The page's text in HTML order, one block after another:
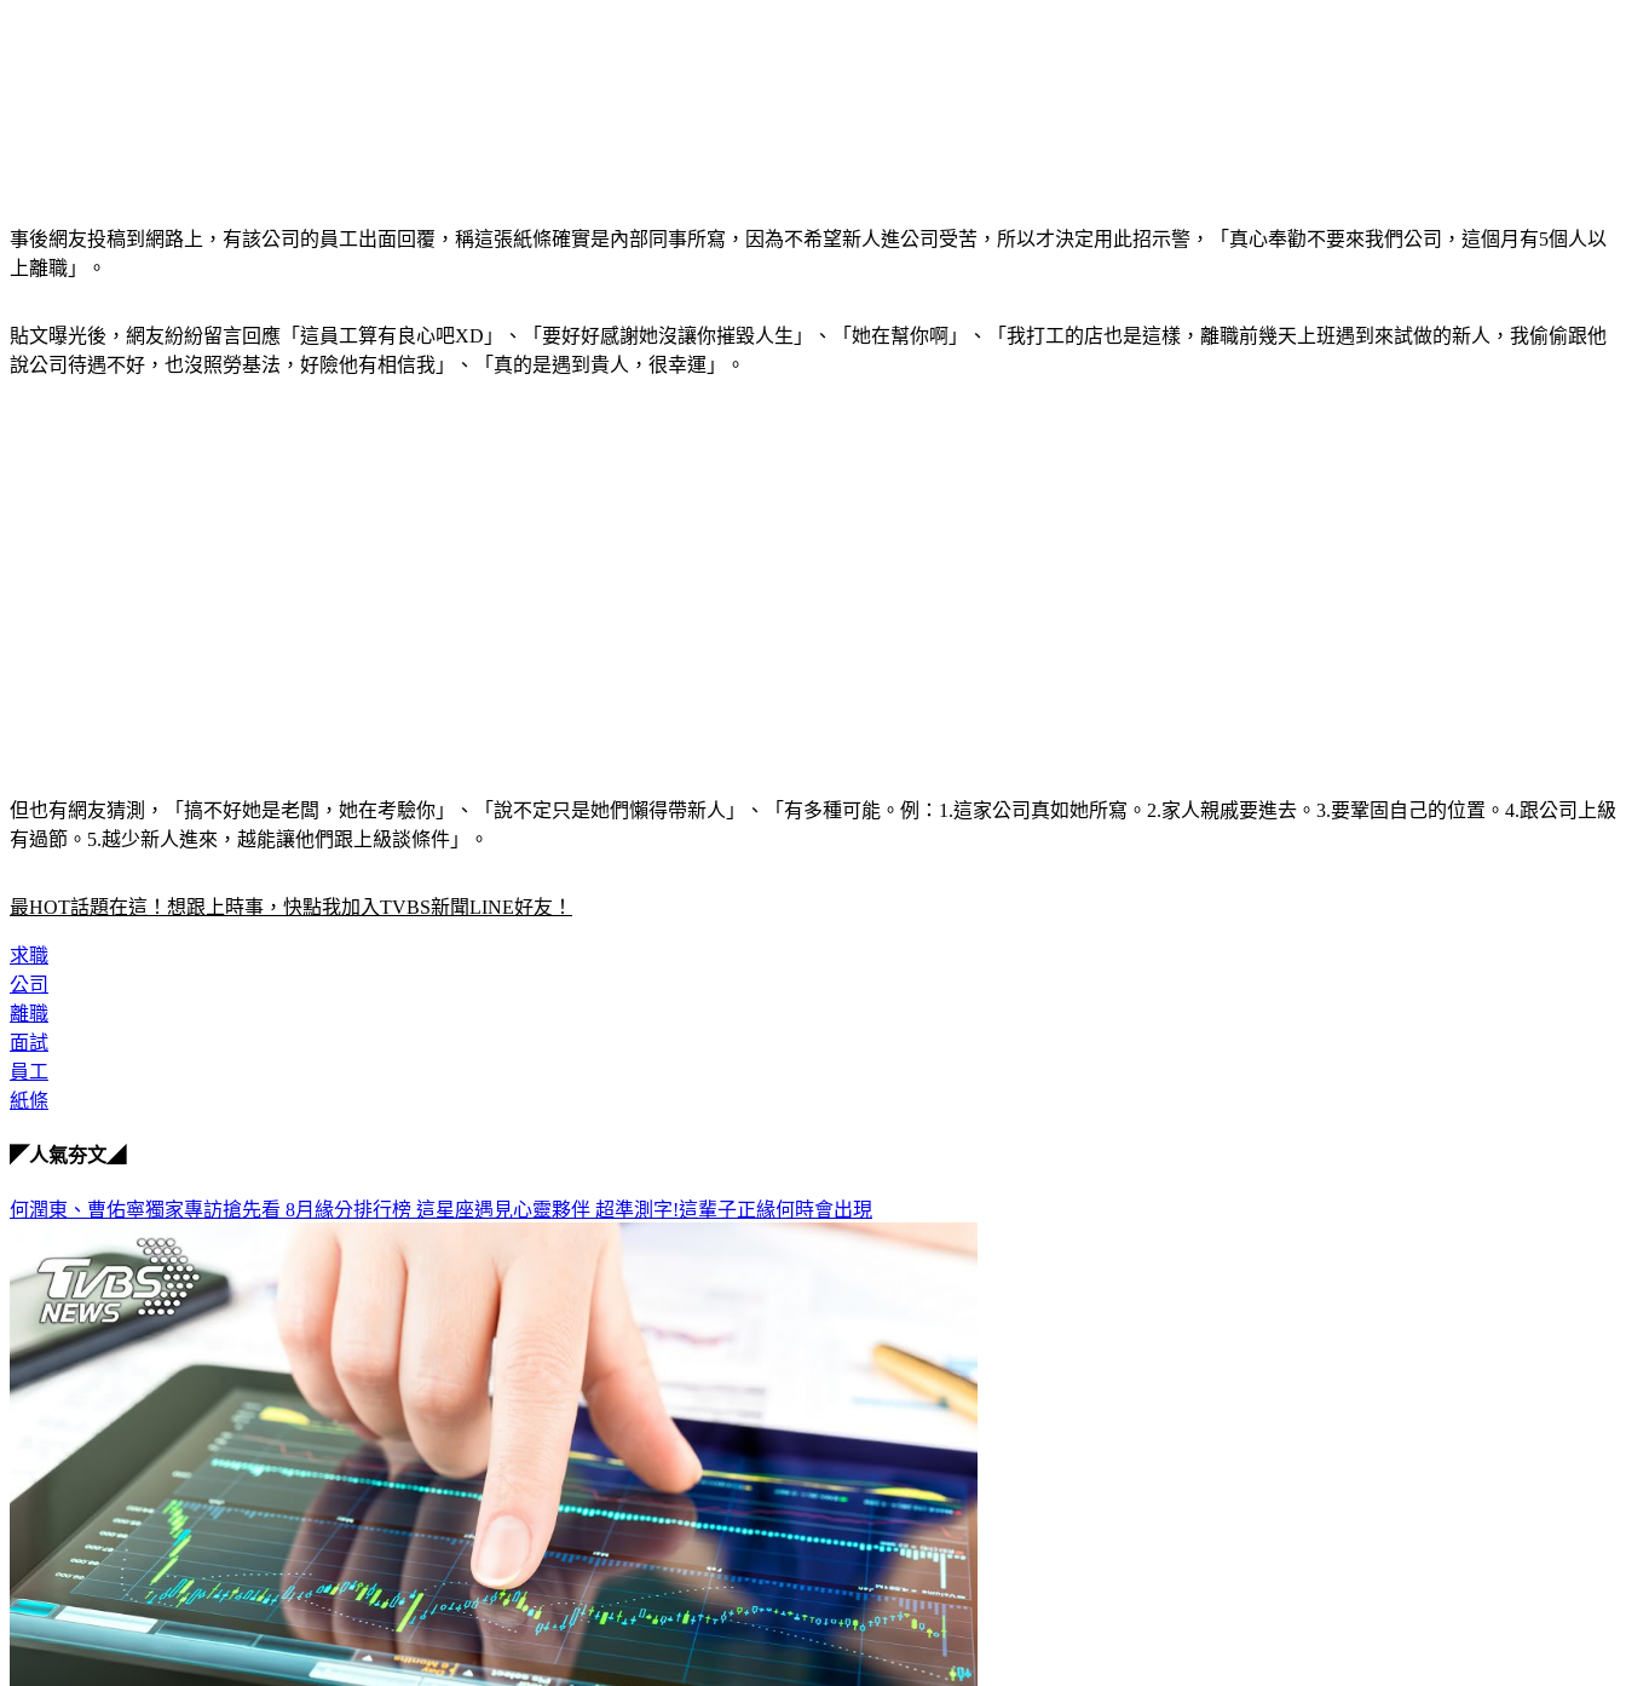
事後網友投稿到網路上，有該公司的員工出面回覆，稱這張紙條確實是內部同事所寫，因為不希望新人進公司受苦，所以才決定用此招示警，「真心奉勸不要來我們公司，這個月有5個人以
上離職」。
貼文曝光後，網友紛紛留言回應「這員工算有良心吧XD」、「要好好感謝她沒讓你摧毀人生」、「她在幫你啊」、「我打工的店也是這樣，離職前幾天上班遇到來試做的新人，我偷偷跟他
說公司待遇不好，也沒照勞基法，好險他有相信我」、「真的是遇到貴人，很幸運」。
但也有網友猜測，「搞不好她是老闆，她在考驗你」、「說不定只是她們懶得帶新人」、「有多種可能。例：1.這家公司真如她所寫。2.家人親戚要進去。3.要鞏固自己的位置。4.跟公司上級
有過節。5.越少新人進來，越能讓他們跟上級談條件」。
最HOT話題在這！想跟上時事，快點我加入TVBS新聞LINE好友！
求職
公司
離職
面試
員工
紙條
◤人氣夯文◢
何潤東、曹佑寧獨家專訪搶先看 8月緣分排行榜 這星座遇見心靈夥伴 超準測字!這輩子正緣何時會出現